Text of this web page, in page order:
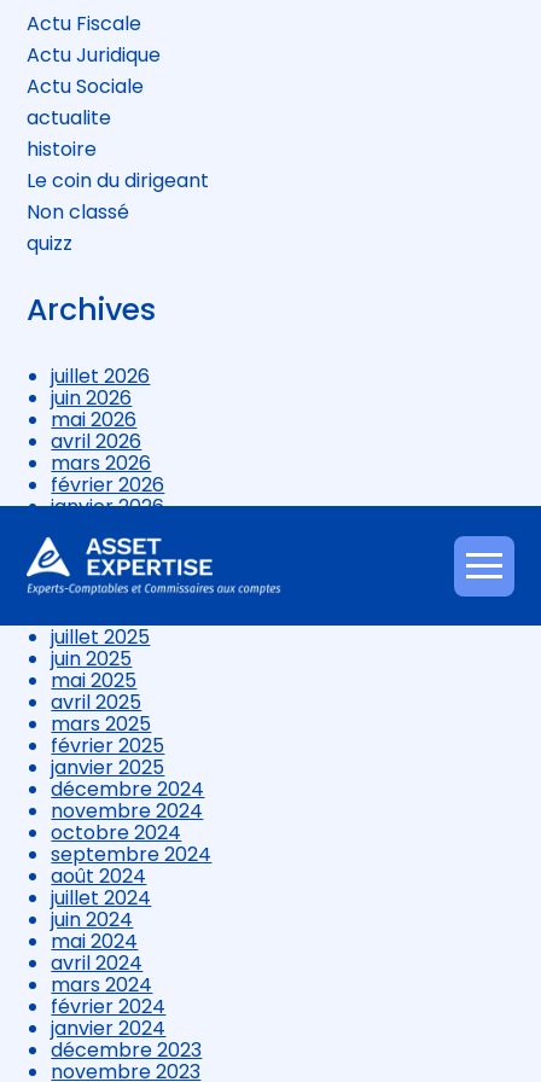
Aller
au
Actu Fiscale
Actu Juridique
Actu Sociale
actualite
histoire
Le coin du dirigeant
Non classé
quizz
Archives
juillet 2026
juin 2026
mai 2026
avril 2026
mars 2026
février 2026
janvier 2026
novembre 2025
octobre 2025
septembre 2025
juillet 2025
juin 2025
mai 2025
avril 2025
mars 2025
février 2025
janvier 2025
décembre 2024
novembre 2024
octobre 2024
septembre 2024
août 2024
juillet 2024
juin 2024
mai 2024
avril 2024
mars 2024
février 2024
janvier 2024
décembre 2023
novembre 2023